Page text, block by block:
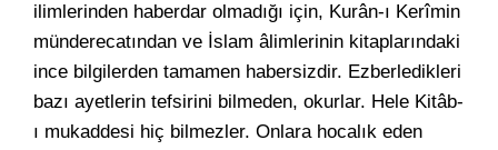
ilimlerinden haberdar olmadığı için, Kurân-ı Kerîmin
münderecatından ve İslam âlimlerinin kitaplarındaki
ince bilgilerden tamamen habersizdir. Ezberledikleri
bazı ayetlerin tefsirini bilmeden, okurlar. Hele Kitâb-
ı mukaddesi hiç bilmezler. Onlara hocalık eden